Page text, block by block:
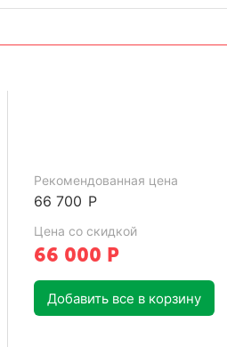
Рекомендованная цена
66 700 Р
Цена со скидкой
66 000 Р
Добавить все в корзину